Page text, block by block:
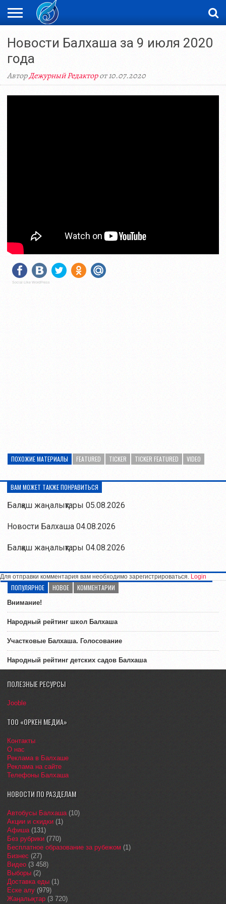
ЖАҢАЛЫҚТАР
НОВОСТИ
ВИДЕО
ФОТОРЕПОРТАЖИ
ОРКЕН
Новости Балхаша за 9 июля 2020
года
АвторДежурный Редакторот 10.07.2020
Social Like WordPress
ПОХОЖИЕ МАТЕРИАЛЫ FEATURED TICKER TICKER FEATURED VIDEO
ВАМ МОЖЕТ ТАКЖЕ ПОНРАВИТЬСЯ
Балқаш жаңалықтары 05.08.2026
Новости Балхаша 04.08.2026
Балқаш жаңалықтары 04.08.2026
Для отправки комментария вам необходимо зарегистрироваться. Login
ПОПУЛЯРНОЕ НОВОЕ КОММЕНТАРИИ
Внимание!
Народный рейтинг школ Балхаша
Участковые Балхаша. Голосование
Народный рейтинг детских садов Балхаша
ПОЛЕЗНЫЕ РЕСУРСЫ
Jooble
ТОО «ОРКЕН МЕДИА»
Контакты
О нас
Реклама в Балхаше
Реклама на сайте
Телефоны Балхаша
НОВОСТИ ПО РАЗДЕЛАМ
Автобусы Балхаша(10)
Акции и скидки (1)
Афиша(131)
Без рубрики (770)
Бесплатное образование за рубежом (1)
Бизнес (27)
Видео (3 458)
Выборы (2)
Доставка еды (1)
Еске алу (979)
Жаңалықтар (3 720)